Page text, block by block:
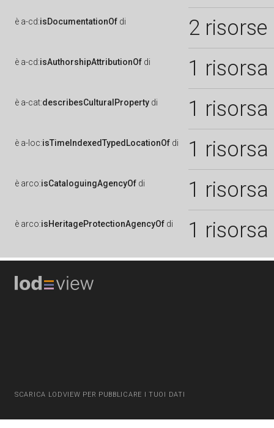
è a-cd:isDocumentationOf di 2 risorse
è a-cd:isAuthorshipAttributionOf di 1 risorsa
è a-cat:describesCulturalProperty di 1 risorsa
è a-loc:isTimeIndexedTypedLocationOf di 1 risorsa
è arco:isCataloguingAgencyOf di 1 risorsa
è arco:isHeritageProtectionAgencyOf di 1 risorsa
SCARICA LODVIEW PER PUBBLICARE I TUOI DATI